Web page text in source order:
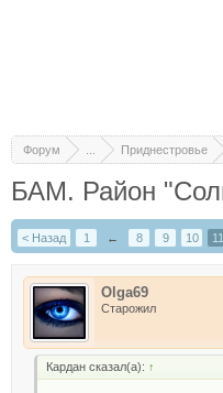
Форум Приднестровье
БАМ. Район
< Назад 1 ← 8 9 10 11
Olga69
Старожил
Кардан сказал(а): ↑